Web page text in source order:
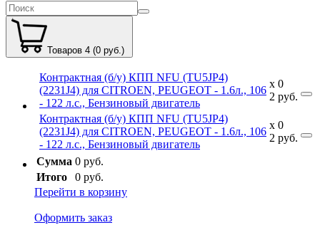
Товаров 4 (0 руб.)
Контрактная (б/у) КПП NFU (TU5JP4)
(2231J4) для CITROEN, PEUGEOT - 1.6л., 106
- 122 л.с., Бензиновый двигатель
x
2
0
руб.
Контрактная (б/у) КПП NFU (TU5JP4)
(2231J4) для CITROEN, PEUGEOT - 1.6л., 106
- 122 л.с., Бензиновый двигатель
x
2
0
руб.
Сумма 0 руб.
Итого
0 руб.
Перейти в корзину
Оформить заказ